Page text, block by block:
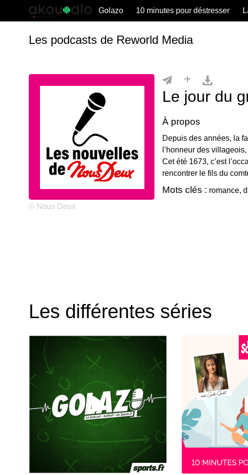
Golazo 10 minutes pour déstresser
Les podcasts de Reworld Media
Le jour du
À propos
Depuis des années, la
l’honneur des
Cet été 1673, c’est
rencontrer le fils du
Mots clés : romance,
© Nous Deux
Les différentes séries